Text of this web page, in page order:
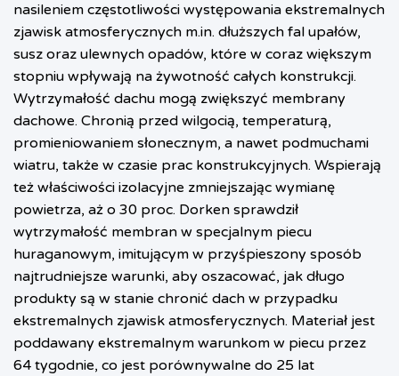
nasileniem częstotliwości występowania ekstremalnych
zjawisk atmosferycznych m.in. dłuższych fal upałów,
susz oraz ulewnych opadów, które w coraz większym
stopniu wpływają na żywotność całych konstrukcji.
Wytrzymałość dachu mogą zwiększyć membrany
dachowe. Chronią przed wilgocią, temperaturą,
promieniowaniem słonecznym, a nawet podmuchami
wiatru, także w czasie prac konstrukcyjnych. Wspierają
też właściwości izolacyjne zmniejszając wymianę
powietrza, aż o 30 proc. Dorken sprawdził
wytrzymałość membran w specjalnym piecu
huraganowym, imitującym w przyśpieszony sposób
najtrudniejsze warunki, aby oszacować, jak długo
produkty są w stanie chronić dach w przypadku
ekstremalnych zjawisk atmosferycznych. Materiał jest
poddawany ekstremalnym warunkom w piecu przez
64 tygodnie, co jest porównywalne do 25 lat